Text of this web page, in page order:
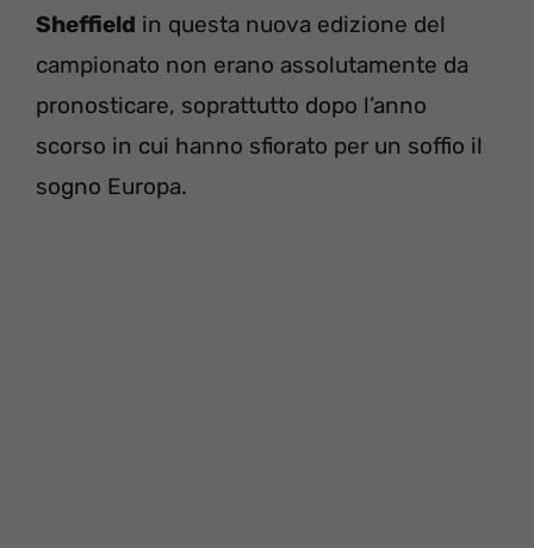
Sheffield in questa nuova edizione del
campionato non erano assolutamente da
pronosticare, soprattutto dopo l’anno
scorso in cui hanno sfiorato per un soffio il
sogno Europa.